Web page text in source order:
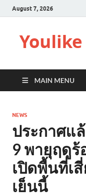
August 7, 2026
MAIN MENU
NEWS
ประกาศแ
9 พายุฤดู
เปิดพื้นที่เ
เย็นนี้